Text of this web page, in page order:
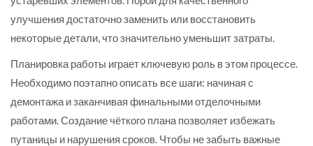
улучшения достаточно заменить или восстановить
некоторые детали, что значительно уменьшит затраты.
Планировка работы играет ключевую роль в этом процессе.
Необходимо поэтапно описать все шаги: начиная с
демонтажа и заканчивая финальными отделочными
работами. Создание чёткого плана позволяет избежать
путаницы и нарушения сроков. Чтобы не забыть важные